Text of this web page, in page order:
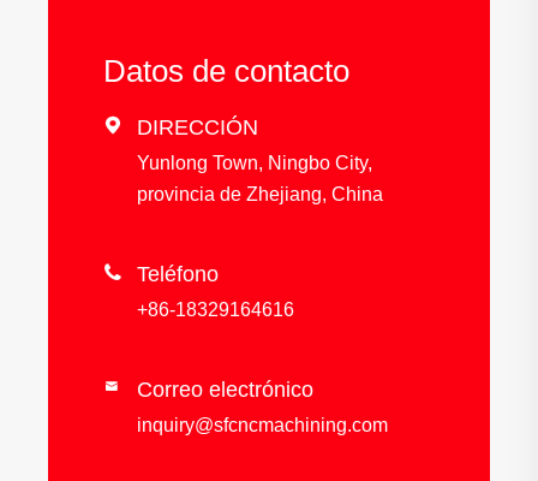
Datos de contacto
 DIRECCIÓN
Yunlong Town, Ningbo City,
provincia de Zhejiang, China
 Teléfono
+86-18329164616
 Correo electrónico
inquiry@sfcncmachining.com